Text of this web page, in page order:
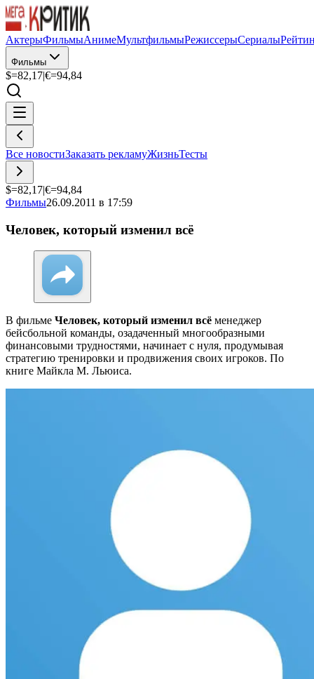
АктерыФильмыАнимеМультфильмыРежиссерыСериалы
Фильмы
$=82,17|€=94,84
Все новостиЗаказать рекламуЖизньТесты
$=82,17|€=94,84
Фильмы26.09.2011 в 17:59
Человек, который изменил всё
В фильме Человек, который изменил всё менеджер
бейсбольной команды, озадаченный многообразными
финансовыми трудностями, начинает с нуля, продумывая
стратегию тренировки и продвижения своих игроков. По
книге Майкла M. Льюиса.